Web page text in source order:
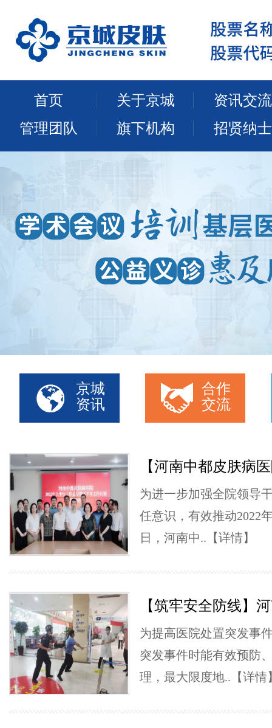
首页 关于京城
资讯交流
管理团队
旗下机构 招贤纳士
京城
资讯
合作
交流
【河南中都皮肤病
为进一步加强全院领导
任意识，有效推动2022
日，河南中.. 【详情】
【筑牢安全防线】
为提高医院处置突发事
突发事件时能有效预防
理，最大限度地.. 【详情